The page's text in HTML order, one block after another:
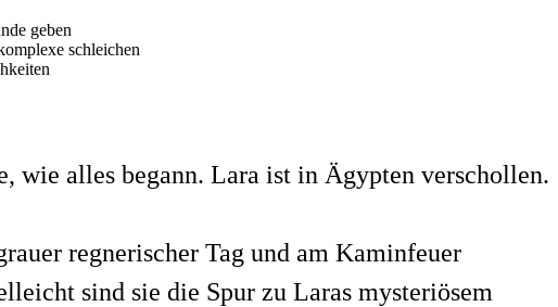
geben
schleichen
wie alles begann. Lara ist in Ägypten verschollen.
regnerischer Tag und am Kaminfeuer
sind sie die Spur zu Laras mysteriösem